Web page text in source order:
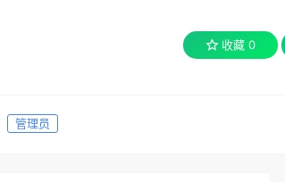
收藏 0
管理员